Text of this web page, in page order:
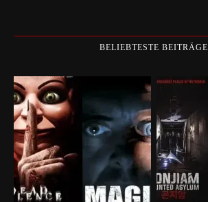
BELIEBTESTE BEITRÄGE